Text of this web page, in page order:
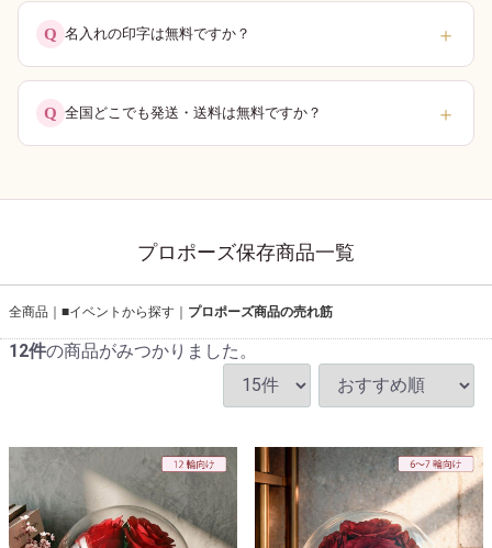
Q 名入れの印字は無料ですか？ ＋
Q 全国どこでも発送・送料は無料ですか？ ＋
プロポーズ保存商品一覧
全商品 ■イベントから探す プロポーズ商品の売れ筋
12件の商品がみつかりました。